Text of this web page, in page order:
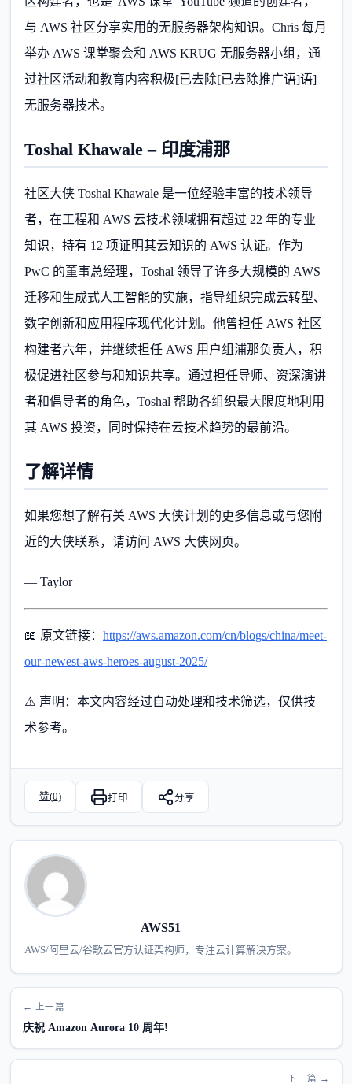
与 AWS 社区分享实用的无服务器架构知识。Chris 每月
举办 AWS 课堂聚会和 AWS KRUG 无服务器小组，通
过社区活动和教育内容积极[已去除[已去除推广语]语]
无服务器技术。
Toshal Khawale – 印度浦那
社区大侠 Toshal Khawale 是一位经验丰富的技术领导
者，在工程和 AWS 云技术领域拥有超过 22 年的专业
知识，持有 12 项证明其云知识的 AWS 认证。作为
PwC 的董事总经理，Toshal 领导了许多大规模的 AWS
迁移和生成式人工智能的实施，指导组织完成云转型、
数字创新和应用程序现代化计划。他曾担任 AWS 社区
构建者六年，并继续担任 AWS 用户组浦那负责人，积
极促进社区参与和知识共享。通过担任导师、资深演讲
者和倡导者的角色，Toshal 帮助各组织最大限度地利用
其 AWS 投资，同时保持在云技术趋势的最前沿。
了解详情
如果您想了解有关 AWS 大侠计划的更多信息或与您附
近的大侠联系，请访问 AWS 大侠网页。
— Taylor
📖 原文链接： https://aws.amazon.com/cn/blogs/china/meet-
our-newest-aws-heroes-august-2025/
⚠️ 声明：本文内容经过自动处理和技术筛选，仅供技
术参考。
赞(0) 打印 分享
AWS51
AWS/阿里云/谷歌云官方认证架构师，专注云计算解决方案。
← 上一篇
庆祝 Amazon Aurora 10 周年!
下一篇 →